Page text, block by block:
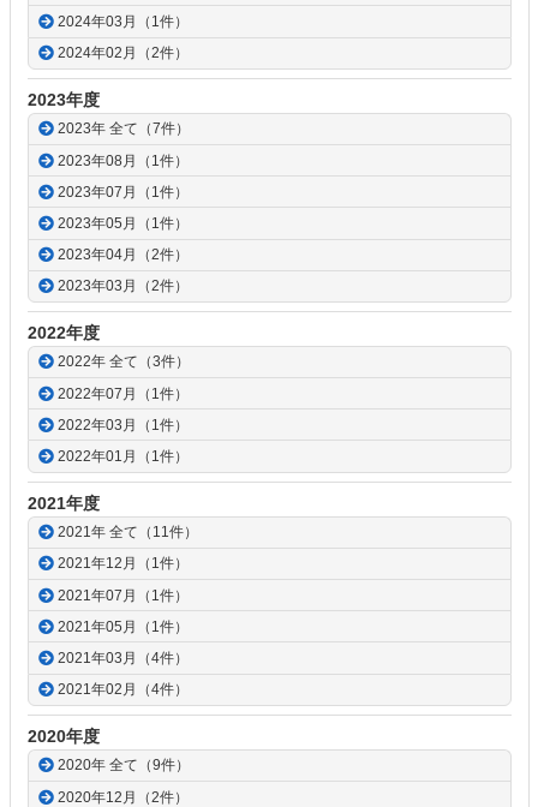
2024年03月（1件）
2024年02月（2件）
2023年度
2023年 全て（7件）
2023年08月（1件）
2023年07月（1件）
2023年05月（1件）
2023年04月（2件）
2023年03月（2件）
2022年度
2022年 全て（3件）
2022年07月（1件）
2022年03月（1件）
2022年01月（1件）
2021年度
2021年 全て（11件）
2021年12月（1件）
2021年07月（1件）
2021年05月（1件）
2021年03月（4件）
2021年02月（4件）
2020年度
2020年 全て（9件）
2020年12月（2件）